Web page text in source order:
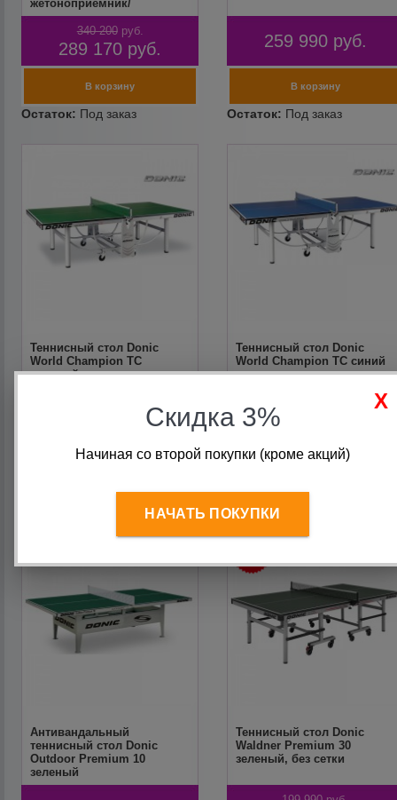
жетоноприемник/
купюроприемник)
340 200 руб.
289 170 руб. 259 990 руб.
Теннисный стол Donic
World Champion TC
зеленый
руб.
Теннисный стол Donic
World Champion TC синий
239 990
Антивандальный
теннисный стол Donic
Outdoor Premium 10
зеленый
Теннисный стол Donic
Waldner Premium 30
зеленый, без сетки
Скидка 3%
Начиная со второй покупки (кроме акций)
НАЧАТЬ ПОКУПКИ